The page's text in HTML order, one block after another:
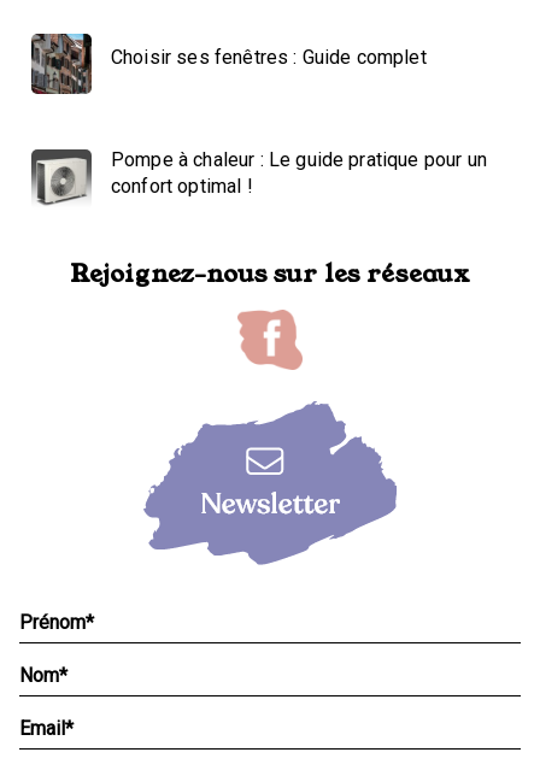
Choisir ses fenêtres : Guide complet
Pompe à chaleur : Le guide pratique pour un
confort optimal !
Rejoignez-nous sur les réseaux